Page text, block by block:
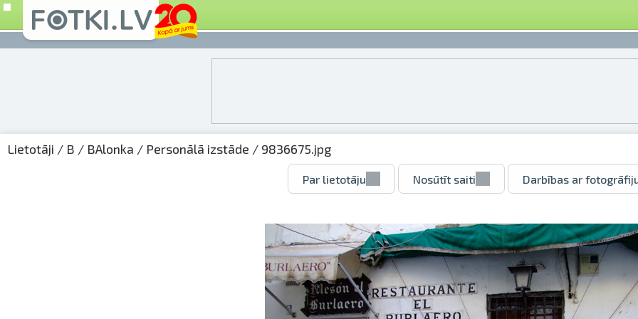
Lietotāji / B / BAlonka / Personālā izstāde / 9836675.jpg
Par lietotāju Nosūtīt saiti Darbības ar